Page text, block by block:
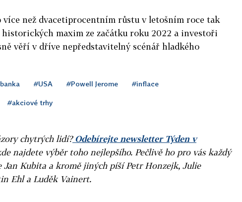
více než dvacetiprocentním růstu v letošním roce tak
historických maxim ze začátku roku 2022 a investoři
věří v dříve nepředstavitelný scénář hladkého
#USA #Powell Jerome #inflace
#akciové trhy
chytrých lidí?Odebírejte newsletter Týden v
najdete výběr toho nejlepšího. Pečlivě ho pro vás každý
Jan Kubita a kromě jiných píší Petr Honzejk, Julie
Ehl a Luděk Vainert.